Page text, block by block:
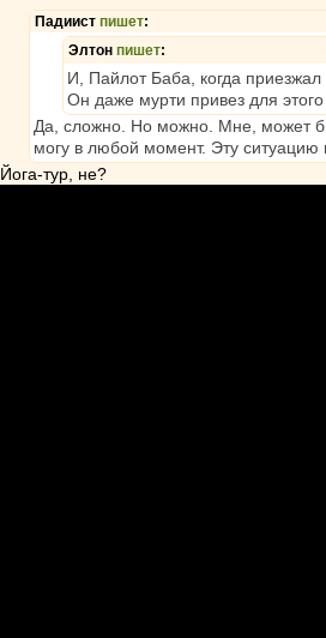
Падиист пишет:
Элтон пишет:
И, Пайлот Баба, когда приезжал
Он даже мурти привез для
Да, сложно. Но можно. Мне, может
могу в любой момент. Эту ситуацию
Йога-тур, не?